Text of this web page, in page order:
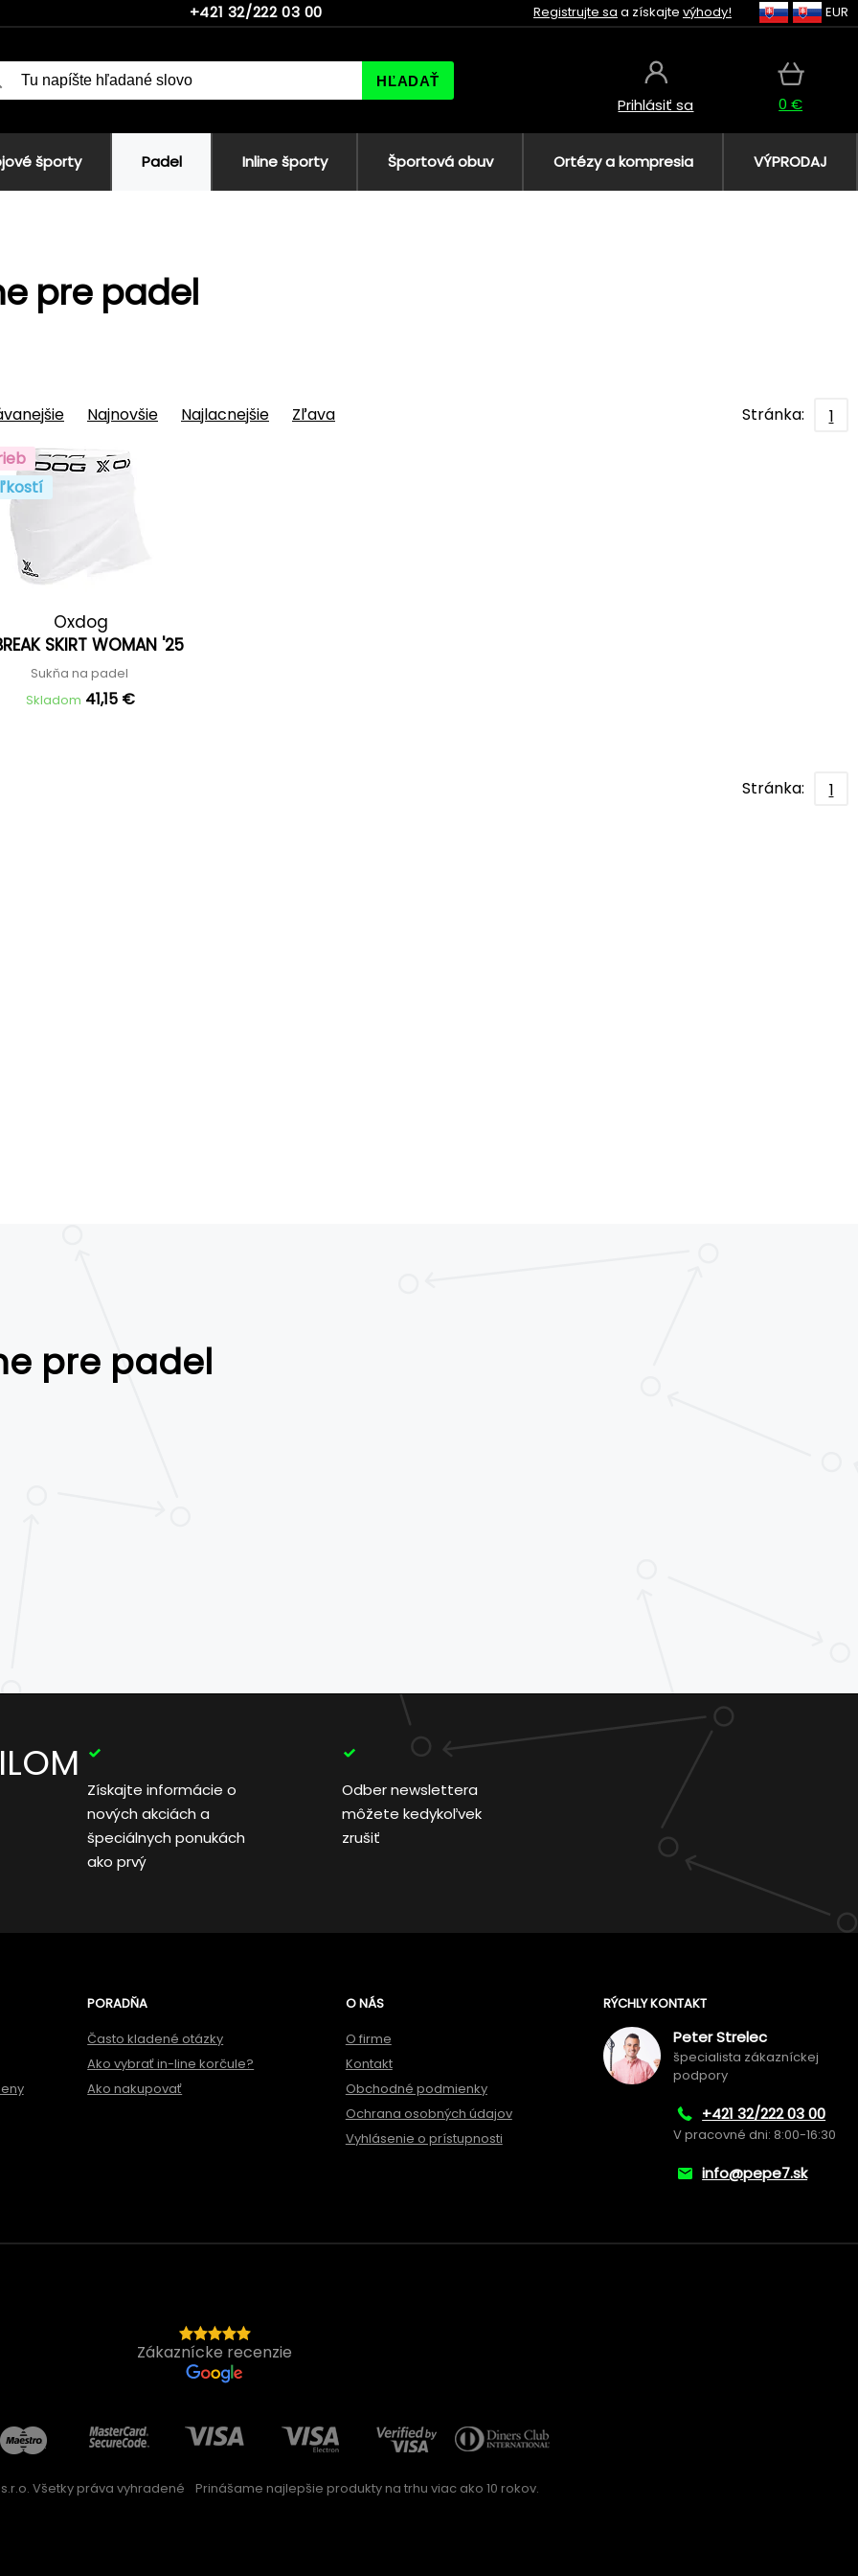
+421 32/222 03 00 Registrujte sa a získajte výhody! EUR
HĽADAŤ
Prihlásiť sa 0 €
športy Padel Inline športy Športová obuv Ortézy a kompresia VÝPRODAJ
pre padel
Najnovšie Najlacnejšie Zľava Stránka:
1
Oxdog
SKIRT WOMAN '25
Sukňa na padel
Skladom 41,15 €
Stránka: 1
pre padel
Získajte informácie o
nových akciách a
špeciálnych ponukách
ako prvý
Odber newslettera
môžete kedykoľvek
zrušiť
PORADŇA
Často kladené otázky
Ako vybrať in-line korčule?
Ako nakupovať
O NÁS
O firme
Kontakt
Obchodné podmienky
Ochrana osobných údajov
Vyhlásenie o prístupnosti
RÝCHLY KONTAKT
Peter Strelec
špecialista zákazníckej
podpory
+421 32/222 03 00
V pracovné dni: 8:00-16:30
info@pepe7.sk
Zákaznícke recenzie
Všetky práva vyhradené Prinášame najlepšie produkty na trhu viac ako 10 rokov.